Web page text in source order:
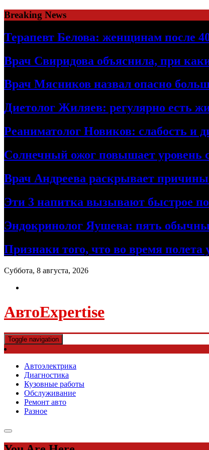
Skip
to
content
Breaking News
Терапевт Белова: женщинам после
Врач Свиридова объяснила, при
Врач Мясников назвал опасно
Диетолог Жиляев: регулярно есть
Реаниматолог Новиков: слабость и
Солнечный ожог повышает уровень
Врач Андреева раскрывает
Эти 3 напитка вызывают быстрое
Эндокринолог Яушева: пять
Признаки того, что во время
Суббота, 8 августа, 2026
АвтоExpertise
Toggle navigation
Автоэлектрика
Диагностика
Кузовные работы
Обслуживание
Ремонт авто
Разное